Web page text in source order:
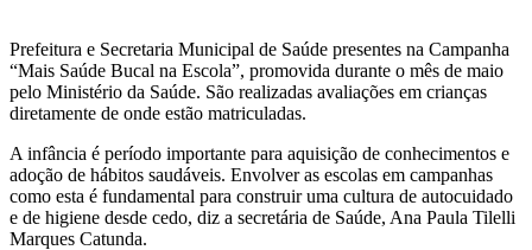
Prefeitura e Secretaria Municipal de Saúde presentes na Campanha
“Mais Saúde Bucal na Escola”, promovida durante o mês de maio
pelo Ministério da Saúde. São realizadas avaliações em crianças
diretamente de onde estão matriculadas.
A infância é período importante para aquisição de conhecimentos e
adoção de hábitos saudáveis. Envolver as escolas em campanhas
como esta é fundamental para construir uma cultura de autocuidado
e de higiene desde cedo, diz a secretária de Saúde, Ana Paula Tilelli
Marques Catunda.